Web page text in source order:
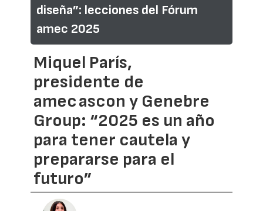
diseña”: lecciones del Fórum
amec 2025
Miquel París,
presidente de
amec ascon y Genebre
Group: “2025 es un año
para tener cautela y
prepararse para el
futuro”